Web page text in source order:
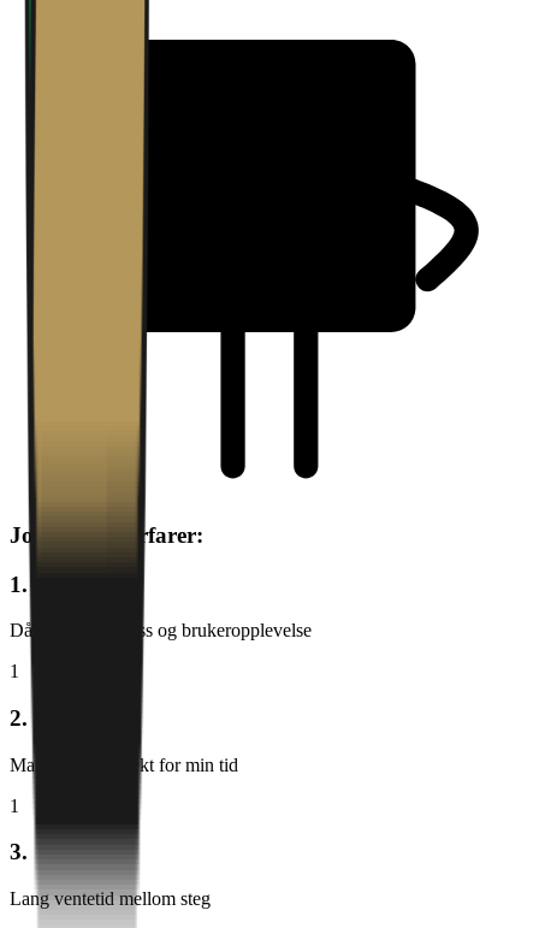
Jobbsøkere erfarer:
1.
Dårlig søkeprosess og brukeropplevelse
1
2.
Manglende respekt for min tid
1
3.
Lang ventetid mellom steg